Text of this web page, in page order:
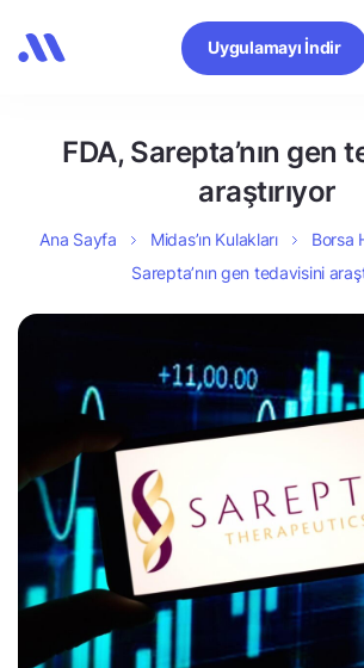
Uygulamayı İndir
FDA, Sarepta’nın gen
araştırıyor
Ana Sayfa Midas’ın Kulakları Borsa
Sarepta’nın gen tedavisini